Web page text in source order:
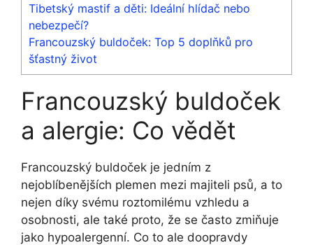
Tibetský mastif a děti: Ideální hlídač nebo
nebezpečí?
Francouzský buldoček: Top 5 doplňků pro
šťastný život
Francouzský buldoček
⁤a ‌alergie: Co vědět
Francouzský buldoček⁤ je jedním z
nejoblíbenějších plemen mezi majiteli psů, ⁢a to
nejen díky svému⁣ roztomilému vzhledu a
osobnosti, ⁢ale také proto, že se často ​zmiňuje
jako hypoalergenní. Co to⁤ ale‍ doopravdy